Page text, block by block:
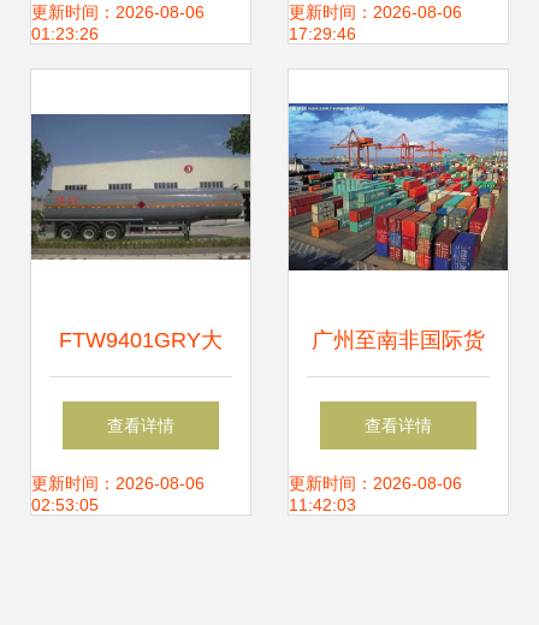
全面防护与价值解
更新时间：2026-08-06
01:23:26
头恢复生产，厂区
长龙
更新时间：2026-08-06
17:29:46
FTW9401GRY大
力士易燃液体罐式
运输半挂车 全面解
查看详情
更新时间：2026-08-06
02:53:05
广州至南非国际货
运代理 德班、开普
敦、约翰内斯堡全
查看详情
更新时间：2026-08-06
11:42:03